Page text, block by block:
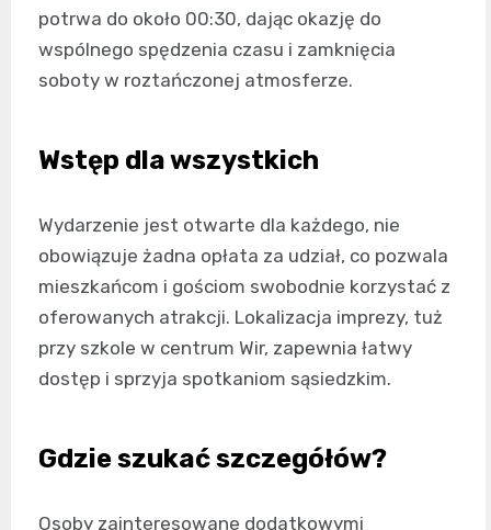
potrwa do około 00:30, dając okazję do
wspólnego spędzenia czasu i zamknięcia
soboty w roztańczonej atmosferze.
Wstęp dla wszystkich
Wydarzenie jest otwarte dla każdego, nie
obowiązuje żadna opłata za udział, co pozwala
mieszkańcom i gościom swobodnie korzystać z
oferowanych atrakcji. Lokalizacja imprezy, tuż
przy szkole w centrum Wir, zapewnia łatwy
dostęp i sprzyja spotkaniom sąsiedzkim.
Gdzie szukać szczegółów?
Osoby zainteresowane dodatkowymi